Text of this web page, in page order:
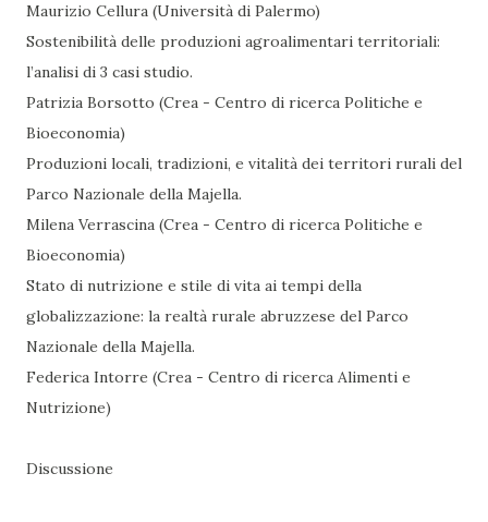
Maurizio Cellura (Università di Palermo)
Sostenibilità delle produzioni agroalimentari territoriali:
l’analisi di 3 casi studio.
Patrizia Borsotto (Crea - Centro di ricerca Politiche e
Bioeconomia)
Produzioni locali, tradizioni, e vitalità dei territori rurali del
Parco Nazionale della Majella.
Milena Verrascina (Crea - Centro di ricerca Politiche e
Bioeconomia)
Stato di nutrizione e stile di vita ai tempi della
globalizzazione: la realtà rurale abruzzese del Parco
Nazionale della Majella.
Federica Intorre (Crea - Centro di ricerca Alimenti e
Nutrizione)
Discussione